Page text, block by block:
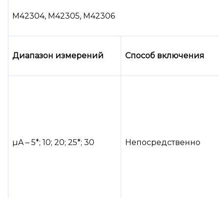
М42304, М42305, М42306
Диапазон измерений Способ включения
µA – 5*; 10; 20; 25*; 30 Непосредственно